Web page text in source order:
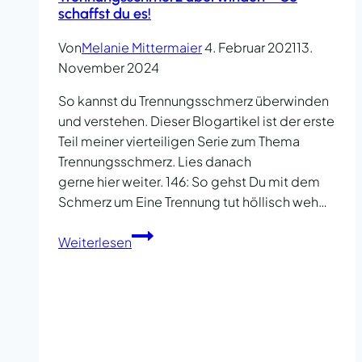
schaffst du es!
VonMelanie Mittermaier4. Februar 202113.
November 2024
So kannst du Trennungsschmerz überwinden
und verstehen. Dieser Blogartikel ist der erste
Teil meiner vierteiligen Serie zum Thema
Trennungsschmerz. Lies danach
gerne hier weiter. 146: So gehst Du mit dem
Schmerz um Eine Trennung tut höllisch weh…
WeiterlesenTrennungsschmerz
überwinden